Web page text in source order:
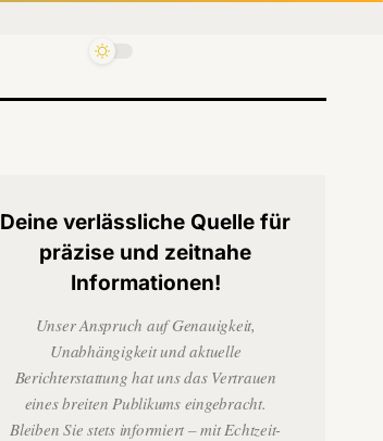
Deine verlässliche Quelle für
präzise und zeitnahe
Informationen!
Unser Anspruch auf Genauigkeit,
Unabhängigkeit und aktuelle
Berichterstattung hat uns das Vertrauen
eines breiten Publikums eingebracht.
Bleiben Sie stets informiert – mit Echtzeit-